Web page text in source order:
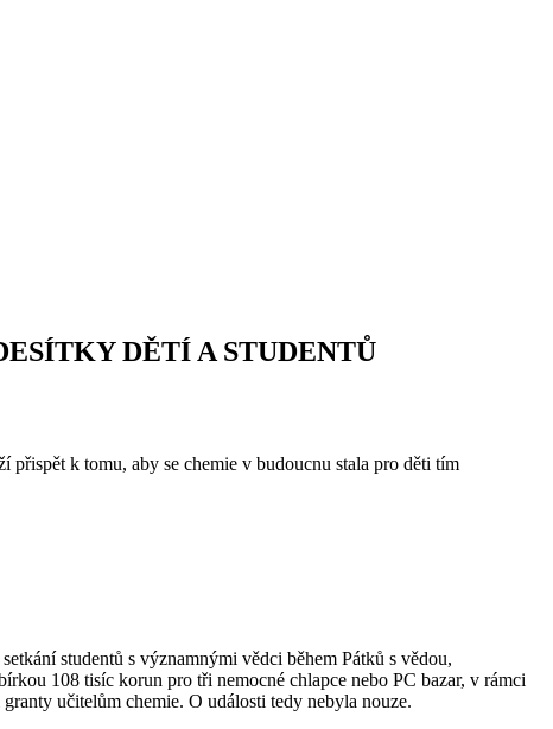
DĚTÍ A STUDENTŮ
k tomu, aby se chemie v budoucnu stala pro děti tím
studentů s významnými vědci během Pátků s vědou,
108 tisíc korun pro tři nemocné chlapce nebo PC bazar, v rámci
učitelům chemie. O události tedy nebyla nouze.